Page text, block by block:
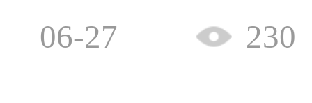
06-27 230